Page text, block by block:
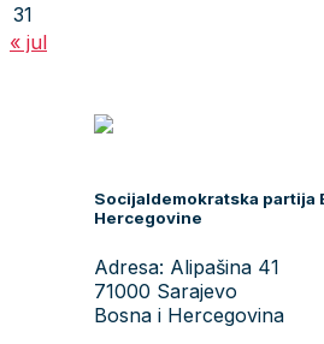
31
« jul
Socijaldemokratska partija
Hercegovine
Adresa: Alipašina 41
71000 Sarajevo
Bosna i Hercegovina